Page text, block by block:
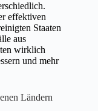
effektiven
Staaten
aus
wirklich
und mehr
Ländern